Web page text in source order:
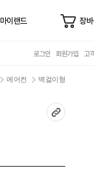
마이랜드 장
로그인 회원가입 고
에어컨 벽걸이형